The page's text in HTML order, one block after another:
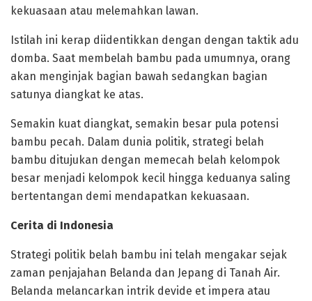
kekuasaan atau melemahkan lawan.
Istilah ini kerap diidentikkan dengan dengan taktik adu
domba. Saat membelah bambu pada umumnya, orang
akan menginjak bagian bawah sedangkan bagian
satunya diangkat ke atas.
Semakin kuat diangkat, semakin besar pula potensi
bambu pecah. Dalam dunia politik, strategi belah
bambu ditujukan dengan memecah belah kelompok
besar menjadi kelompok kecil hingga keduanya saling
bertentangan demi mendapatkan kekuasaan.
Cerita di Indonesia
Strategi politik belah bambu ini telah mengakar sejak
zaman penjajahan Belanda dan Jepang di Tanah Air.
Belanda melancarkan intrik devide et impera atau